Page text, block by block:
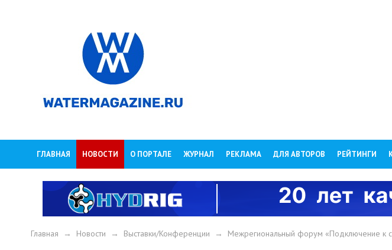
ГЛАВНАЯ НОВОСТИ О ПОРТАЛЕ ЖУРНАЛ РЕКЛАМА ДЛЯ АВТОРОВ РЕЙТИНГИ
Главная → Новости → Выставки/Конференции → Межрегиональный форум «Подключение к